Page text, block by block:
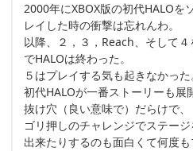
2000年にXBOX版の初代HALOを
レイした時の衝撃は忘れんわ。
以降、２，３，Reach、そして
でHALOは終わった。
５はプレイする気も起きなかった
初代HALOが一番ストーリーも展
抜け穴（良い意味で）だらけで、
ゴリ押しのチャレンジでステー
出来たりするのも面白くて何度も